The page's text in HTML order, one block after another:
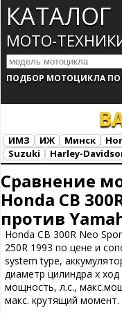
КАТАЛОГ
МОТО-
ПОДБОР МОТОЦИКЛА ПО
ИМЗ ИЖ Минск
Suzuki
Harley-
Сравнение
Honda CB
против
Honda CB 300R Neo
250R 1993 по цене и
system type,
диаметр цилиндра х
мощность, л.с.,
макс. крутящий момент.